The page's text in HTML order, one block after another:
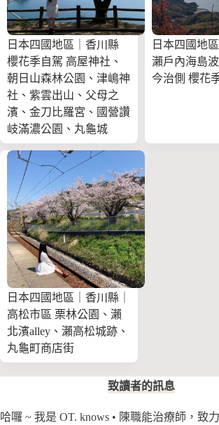
日本四國地區｜香川縣
櫻花季自駕 高屋神社、
朝日山森林公園、津嶋神
社、紫雲出山、父母之
濱、金刀比羅宮、國營讚
岐滿濃公園、丸龜城
日本四國地
瀨戶內海島
今治側 櫻花
日本四國地區｜香川縣｜
高松市區 栗林公園、瀨
北濱alley、瀨高松城跡、
丸龜町商店街
致讀者的訊息
哈囉 ~ 我是 OT. knows • 陳職能治療師，致